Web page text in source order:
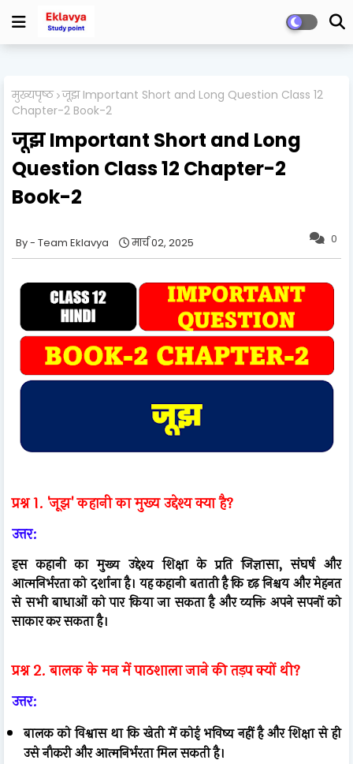
मुख्यपृष्ठ जूझ Important Short and Long Question Class 12
Chapter-2 Book-2
जूझ Important Short and Long
Question Class 12 Chapter-2
Book-2
0
Team Eklavya मार्च 02, 2025
प्रश्न 1. 'जूझ' कहानी का मुख्य उद्देश्य क्या है?
उत्तर:
इस कहानी का मुख्य उद्देश्य शिक्षा के प्रति जिज्ञासा, संघर्ष और
आत्मनिर्भरता को दर्शाना है। यह कहानी बताती है कि दृढ़ निश्चय और मेहनत
से सभी बाधाओं को पार किया जा सकता है और व्यक्ति अपने सपनों को
साकार कर सकता है।
प्रश्न 2. बालक के मन में पाठशाला जाने की तड़प क्यों थी?
उत्तर:
बालक को विश्वास था कि खेती में कोई भविष्य नहीं है और शिक्षा से ही
उसे नौकरी और आत्मनिर्भरता मिल सकती है।